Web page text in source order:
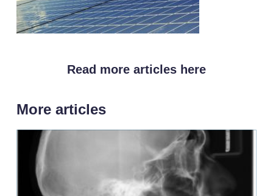
Read more articles here
More articles